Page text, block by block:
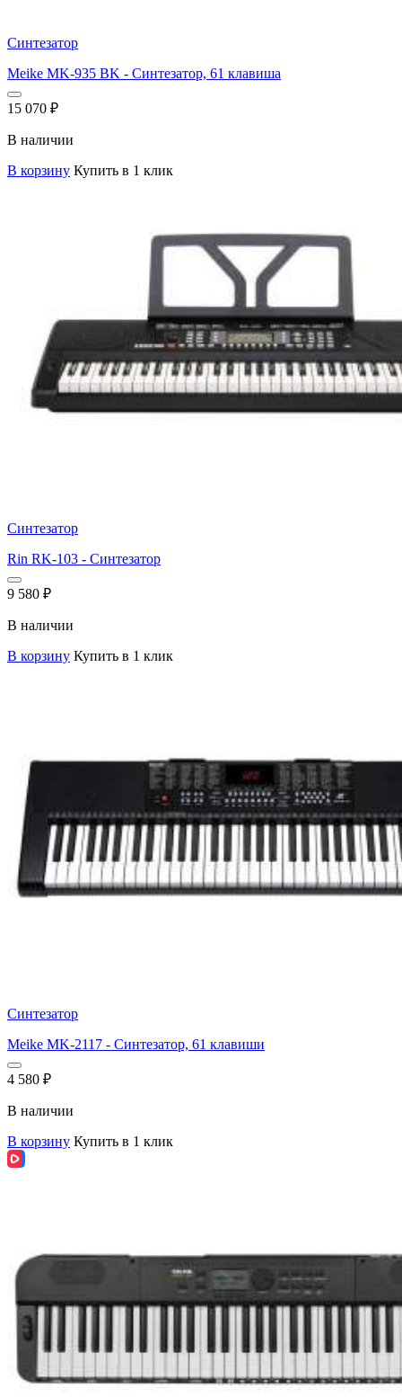
Синтезатор
Meike MK-935 BK - Синтезатор, 61 клавиша
15 070 ₽
В наличии
В корзину Купить в 1 клик
Синтезатор
Rin RK-103 - Синтезатор
9 580 ₽
В наличии
В корзину Купить в 1 клик
Синтезатор
Meike MK-2117 - Синтезатор, 61 клавиши
4 580 ₽
В наличии
В корзину Купить в 1 клик